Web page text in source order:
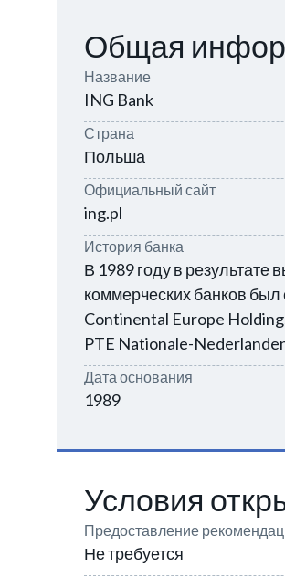
Общая
Название
ING Bank
Страна
Польша
Официальный сайт
ing.pl
История банка
В 1989 году в
коммерческих банков был
Continental Europe
PTE Nationale-
Дата основания
1989
Условия
Предоставление
Не требуется